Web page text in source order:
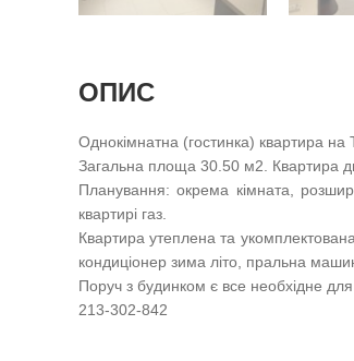
ОПИС
Однокімнатна (гостинка) квартира на
Загальна площа 30.50 м2. Квартира
Планування: окрема кімната,
квартирі газ.
Квартира утеплена та
кондиціонер зима літо, пральна
Поруч з будинком є все необхідне
213-302-842